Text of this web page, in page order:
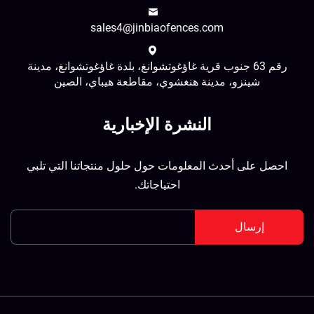
sales4@jinbiaofences.com
رقم 63 جنوب قرية غاؤغوتشوانغ، بلدة غاؤغوتشوانغ، مدينة
شينزو، مدينة هنغشوي، مقاطعة هيباي، الصين
النشرة الإخبارية
احصل على أحدث المعلومات حول حلول منتجاتنا التي تلبي
احتياجاتك.
إرسال